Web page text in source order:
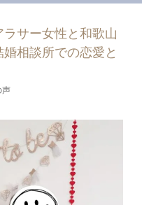
ラサー女性と和歌山
相談所での恋愛と
声